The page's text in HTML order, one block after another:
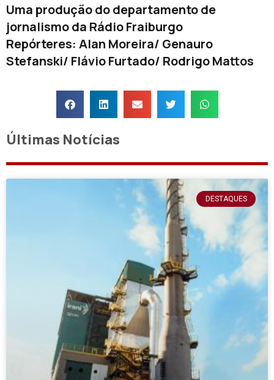
Uma produção do departamento de
jornalismo da Rádio Fraiburgo
Repórteres: Alan Moreira/ Genauro
Stefanski/ Flávio Furtado/ Rodrigo Mattos
Últimas Notícias
DESTAQUES